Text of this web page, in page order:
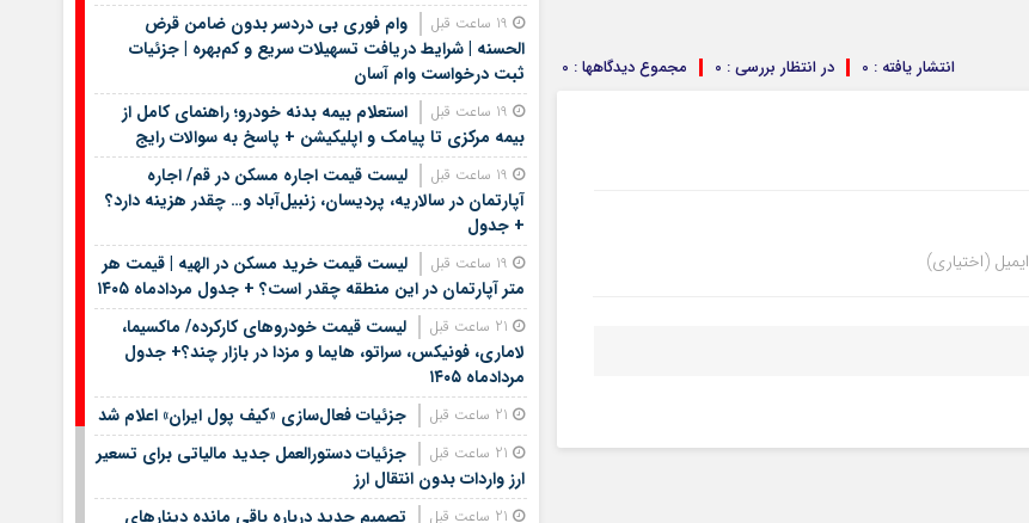
مجموع دیدگاهها : 0 در انتظار بررسی : 0 انتشار یافته : 0
ایمیل (اختیاری)
وام فوری بی دردسر بدون ضامن قرض
الحسنه | شرایط دریافت تسهیلات سریع و کم‌بهره | جزئیات
ثبت درخواست وام آسان
استعلام بیمه بدنه خودرو؛ راهنمای کامل از
بیمه مرکزی تا پیامک و اپلیکیشن + پاسخ به سوالات رایج
لیست قیمت اجاره مسکن در قم/ اجاره
آپارتمان در سالاریه، پردیسان، زنبیل‌آباد و… چقدر هزینه دارد؟
+ جدول
لیست قیمت خرید مسکن در الهیه | قیمت هر
متر آپارتمان در این منطقه چقدر است؟ + جدول مردادماه ۱۴۰۵
لیست قیمت خودروهای کارکرده/ ماکسیما،
لاماری، فونیکس، سراتو، هایما و مزدا در بازار چند؟+ جدول
مردادماه ۱۴۰۵
جزئیات فعال‌سازی «کیف پول ایران» اعلام شد
جزئیات دستورالعمل جدید مالیاتی برای تسعیر
ارز واردات بدون انتقال ارز
تصمیم جدید درباره باقی مانده دینارهای